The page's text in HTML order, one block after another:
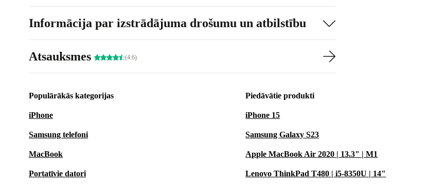
Informācija par izstrādājuma drošumu un atbilstību
Atsauksmes (4.6)
Populārākās kategorijas
iPhone
Samsung telefoni
MacBook
Portatīvie datori
Piedāvātie produkti
iPhone 15
Samsung Galaxy S23
Apple MacBook Air 2020 | 13.3" | M1
Lenovo ThinkPad T480 | i5-8350U | 14"